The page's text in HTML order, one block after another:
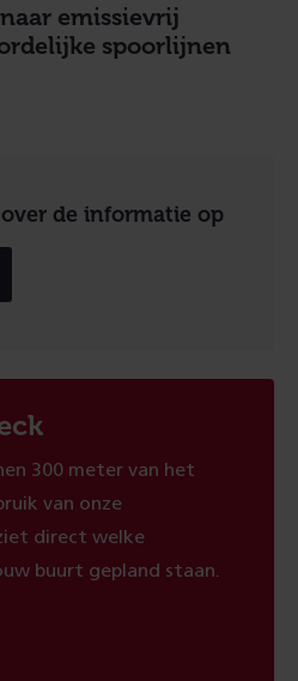
emissievrij
spoorlijnen
de informatie op
300 meter van het
van onze
direct welke
buurt gepland staan.